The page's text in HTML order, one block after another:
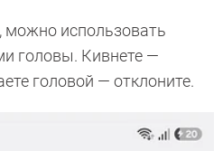
можно использовать
головы. Кивнете —
головой — отклоните.